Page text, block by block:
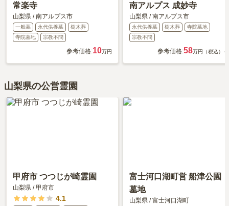
常楽寺
山梨県 /南アルプス市
一般墓 永代供養墓
樹木葬
寺院墓地
宗教不問
参考価格:10万円
南アルプス 成妙寺
山梨県 /南アルプス市
永代供養墓 樹木葬
寺院墓地
宗教不問
参考価格:58万円（税込）～
山梨県の公営霊園
甲府市 つつじが崎霊園
山梨県 /甲府市
4.1
富士河口湖町営 船津公園
墓地
山梨県 /富士河口湖町